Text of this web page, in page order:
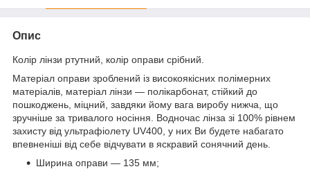
Опис
Колір лінзи ртутний, колір оправи срібний.
Матеріал оправи зроблений із високоякісних полімерних
матеріалів, матеріал лінзи — полікарбонат, стійкий до
пошкоджень, міцний, завдяки йому вага виробу нижча, що
зручніше за тривалого носіння. Водночас лінза зі 100% рівнем
захисту від ультрафіолету UV400, у них Ви будете набагато
впевненіші від себе відчувати в яскравий сонячний день.
Ширина оправи — 135 мм;